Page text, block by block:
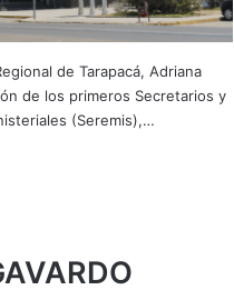
de Tarapacá, Adriana
de los primeros Secretarios y
(Seremis),…